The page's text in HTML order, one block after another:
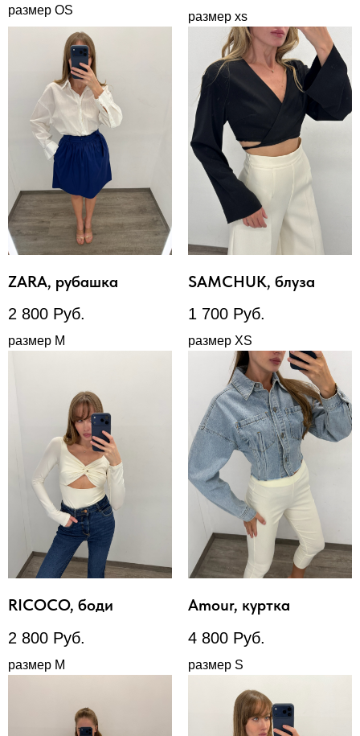
размер OS размер xs
ZARA, рубашка
2 800 Руб.
размер М
SAMCHUK, блуза
1 700 Руб.
размер XS
RICOCO, боди
2 800 Руб.
размер М
Amour, куртка
4 800 Руб.
размер S